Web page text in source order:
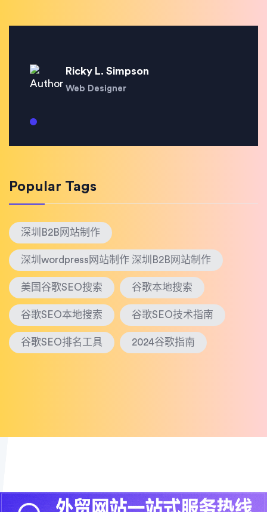
Ricky L. Simpson
Web Designer
Popular Tags
深圳B2B网站制作
深圳wordpress网站制作 深圳B2B网站制作
美国谷歌SEO搜索 谷歌本地搜索
谷歌SEO本地搜索 谷歌SEO技术指南
谷歌SEO排名工具 2024谷歌指南